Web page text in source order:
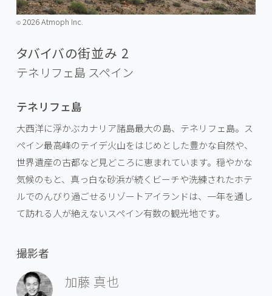
©️2026 Atmoph Inc.
タバイバの街並み 2
テネリフェ島 スペイン
テネリフェ島
大西洋に浮かぶカナリア諸島最大の島、テネリフェ島。ス
ペイン最高峰のテイデ火山をはじめとした豊かな自然や、
世界遺産の古都など見どころに恵まれています。穏やかな
気候のもと、真っ白な砂浜が続くビーチや洗練されたホテ
ルでのんびり過ごせるリゾートアイランドは、一年を通し
て訪れる人が絶えないスペイン有数の観光地です。
撮影者
加藤 真也